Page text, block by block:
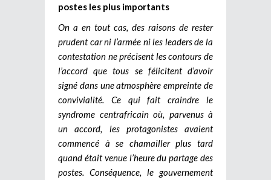
postes les plus importants
On a en tout cas, des raisons de rester
prudent car ni l’armée ni les leaders de la
contestation ne précisent les contours de
l’accord que tous se félicitent d’avoir
signé dans une atmosphère empreinte de
convivialité. Ce qui fait craindre le
syndrome centrafricain où, parvenus à
un accord, les protagonistes avaient
commencé à se chamailler plus tard
quand était venue l’heure du partage des
postes. Conséquence, le gouvernement